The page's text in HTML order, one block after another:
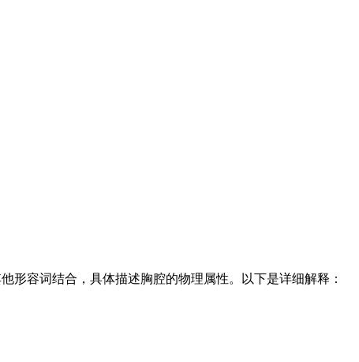
形容词结合，具体描述胸腔的物理属性。以下是详细解释：